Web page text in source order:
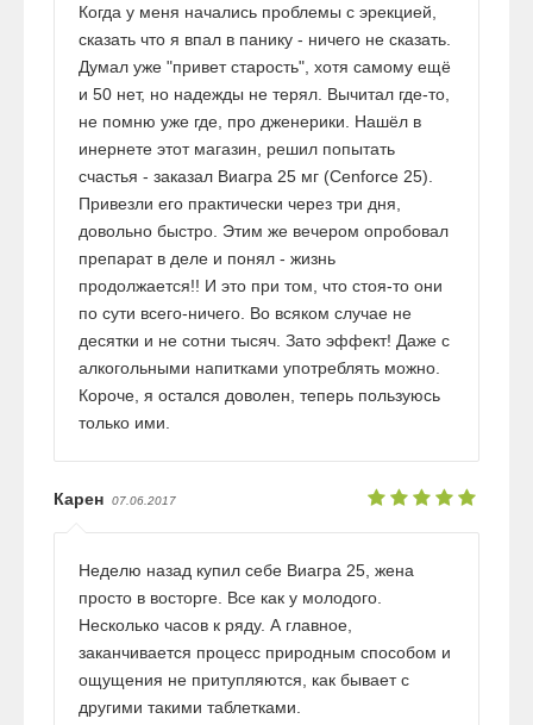
Когда у меня начались проблемы с эрекцией,
сказать что я впал в панику - ничего не сказать.
Думал уже "привет старость", хотя самому ещё
и 50 нет, но надежды не терял. Вычитал где-то,
не помню уже где, про дженерики. Нашёл в
инернете этот магазин, решил попытать
счастья - заказал Виагра 25 мг (Cenforce 25).
Привезли его практически через три дня,
довольно быстро. Этим же вечером опробовал
препарат в деле и понял - жизнь
продолжается!! И это при том, что стоя-то они
по сути всего-ничего. Во всяком случае не
десятки и не сотни тысяч. Зато эффект! Даже с
алкогольными напитками употреблять можно.
Короче, я остался доволен, теперь пользуюсь
только ими.
Карен 07.06.2017
Неделю назад купил себе Виагра 25, жена
просто в восторге. Все как у молодого.
Несколько часов к ряду. А главное,
заканчивается процесс природным способом и
ощущения не притупляются, как бывает с
другими такими таблетками.